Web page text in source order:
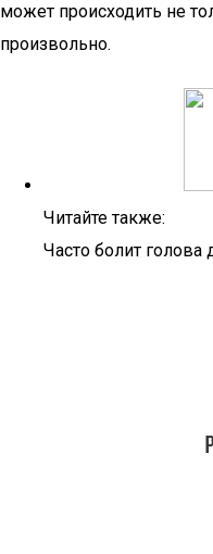
может происходить не
произвольно.
Читайте также:
Часто болит голова